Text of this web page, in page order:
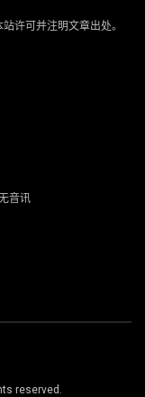
许可并注明文章出处。
音讯
reserved.